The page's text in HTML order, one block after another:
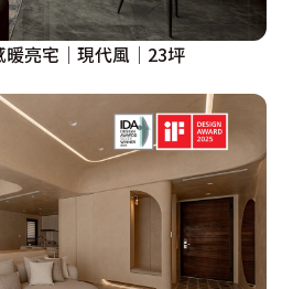
定，彷彿走入獨立居家場域，暢
領域同樣擁有長條開口，遂巧借
自由開窗；樓梯畸零處則打造貓
方位熨貼合宜的別墅巨作。
暖亮宅│現代風│23坪